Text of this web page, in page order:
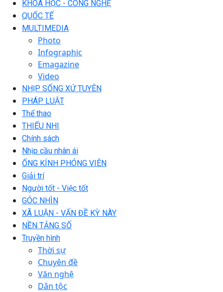
KHOA HỌC - CÔNG NGHỆ
QUỐC TẾ
MULTIMEDIA
Photo
Infographic
Emagazine
Video
NHỊP SỐNG XỨ TUYÊN
PHÁP LUẬT
Thể thao
THIẾU NHI
Chính sách
Nhịp cầu nhân ái
ỐNG KÍNH PHÓNG VIÊN
Giải trí
Người tốt - Việc tốt
GÓC NHÌN
XÃ LUẬN - VẤN ĐỀ KỲ NÀY
NỀN TẢNG SỐ
Truyền hình
Thời sự
Chuyên đề
Văn nghệ
Dân tộc